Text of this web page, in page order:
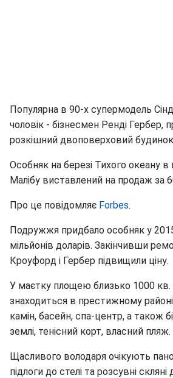
Популярна в 90-х супермодель
чоловік - бізнесмен Ренді Гербер,
розкішний двоповерховий будинок
Особняк на березі Тихого океану в
Малібу виставлений на продаж за
Про це повідомляє Forbes.
Подружжя придбало особняк у
мільйонів доларів. Закінчивши
Кроуфорд і Гербер підвищили ціну.
У маєтку площею близько 1000 кв.
знаходиться в престижному
камін, басейн, спа-центр, а також
землі, тенісний корт, власний пляж.
Щасливого володаря очікують
підлоги до стелі та розсувні